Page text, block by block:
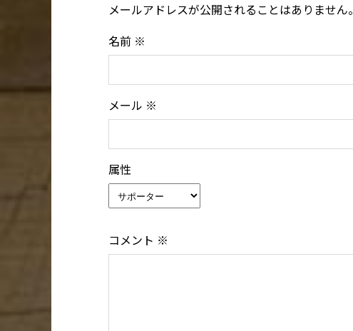
メールアドレスが公開されることはありません。
名前 ※
メール ※
属性
コメント ※